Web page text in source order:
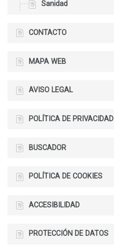
Sanidad
CONTACTO
MAPA WEB
AVISO LEGAL
POLÍTICA DE PRIVACIDAD
BUSCADOR
POLÍTICA DE COOKIES
ACCESIBILIDAD
PROTECCIÓN DE DATOS